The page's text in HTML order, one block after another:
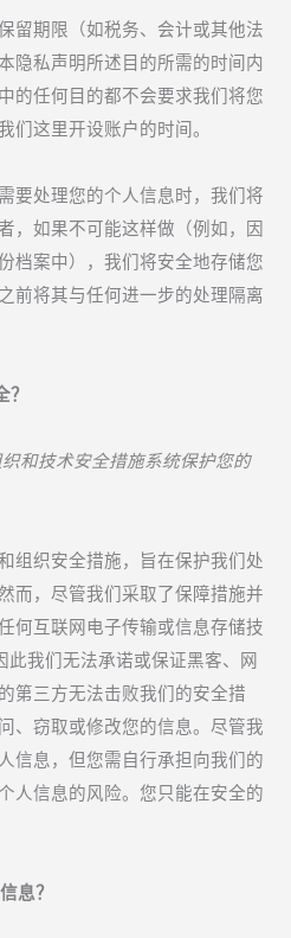
留期限（如税务、会计或其他法
隐私声明所述目的所需的时间内
的任何目的都不会要求我们将您
们这里开设账户的时间。
要处理您的个人信息时，我们将
，如果不可能这样做（例如，因
档案中），我们将安全地存储您
前将其与任何进一步的处理隔离
和技术安全措施系统保护您的
组织安全措施，旨在保护我们处
而，尽管我们采取了保障措施并
何互联网电子传输或信息存储技
此我们无法承诺或保证黑客、网
第三方无法击败我们的安全措
、窃取或修改您的信息。尽管我
信息，但您需自行承担向我们的
人信息的风险。您只能在安全的
息？